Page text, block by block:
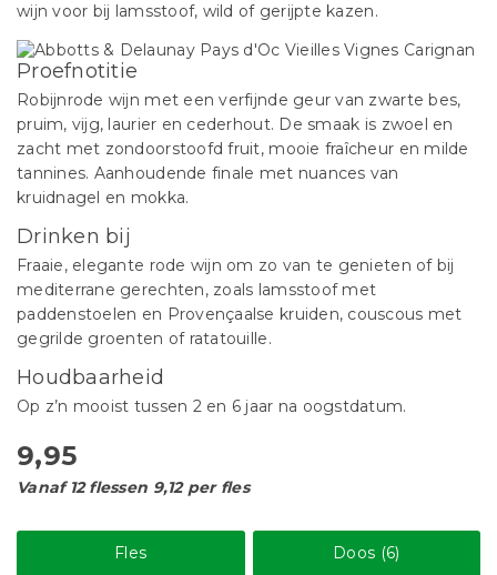
wijn voor bij lamsstoof, wild of gerijpte kazen.
Proefnotitie
Robijnrode wijn met een verfijnde geur van zwarte bes,
pruim, vijg, laurier en cederhout. De smaak is zwoel en
zacht met zondoorstoofd fruit, mooie fraîcheur en milde
tannines. Aanhoudende finale met nuances van
kruidnagel en mokka.
Drinken bij
Fraaie, elegante rode wijn om zo van te genieten of bij
mediterrane gerechten, zoals lamsstoof met
paddenstoelen en Provençaalse kruiden, couscous met
gegrilde groenten of ratatouille.
Houdbaarheid
Op z’n mooist tussen 2 en 6 jaar na oogstdatum.
9,95
Vanaf 12 flessen 9,12 per fles
Fles Doos (6)